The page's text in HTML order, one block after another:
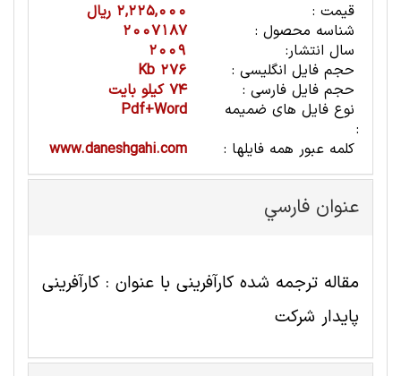
قیمت :
2,225,000 ریال
شناسه محصول :
2007187
سال انتشار:
2009
حجم فایل انگلیسی :
276 Kb
حجم فایل فارسی :
74 کیلو بایت
نوع فایل های ضمیمه
:
Pdf+Word
کلمه عبور همه فایلها :
www.daneshgahi.com
عنوان فارسي
مقاله ترجمه شده کارآفرینی با عنوان : کارآفرینی
پایدار شرکت